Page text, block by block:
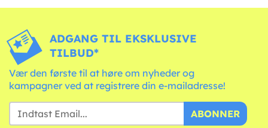
ADGANG TIL EKSKLUSIVE
TILBUD*
Vær den første til at høre om nyheder og
kampagner ved at registrere din e-mailadresse!
ABONNER